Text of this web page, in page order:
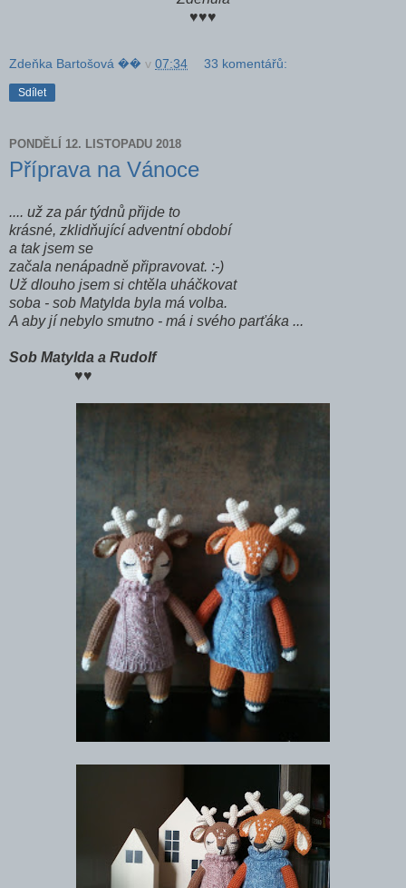
♥♥♥
Zdeňka Bartošová �� v 07:34 33 komentářů:
Sdílet
PONDĚLÍ 12. LISTOPADU 2018
Příprava na Vánoce
.... už za pár týdnů přijde to
krásné, zklidňující adventní období
a tak jsem se
začala nenápadně připravovat. :-)
Už dlouho jsem si chtěla uháčkovat
soba - sob Matylda byla má volba.
A aby jí nebylo smutno - má i svého parťáka ...
Sob Matylda a Rudolf
♥♥